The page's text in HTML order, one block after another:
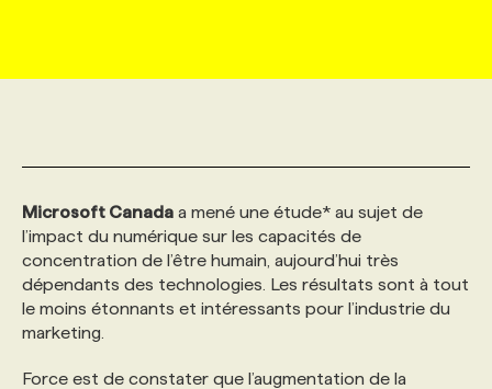
PRIX ET DISTINCTIONS
TENDANCES
GEO/SEO
ÉVÉNEMENTIEL
FAQ
ANNONCEZ AVEC NOUS
FORMATIONS PERSONNALISÉES
NOS FORMATEUR‧RICES
NOS TARIFS
NOS EXPERTISES
Microsoft Canada a mené une étude* au sujet de
l’impact du numérique sur les capacités de
concentration de l’être humain, aujourd’hui très
dépendants des technologies. Les résultats sont à tout
le moins étonnants et intéressants pour l’industrie du
marketing.
Force est de constater que l’augmentation de la